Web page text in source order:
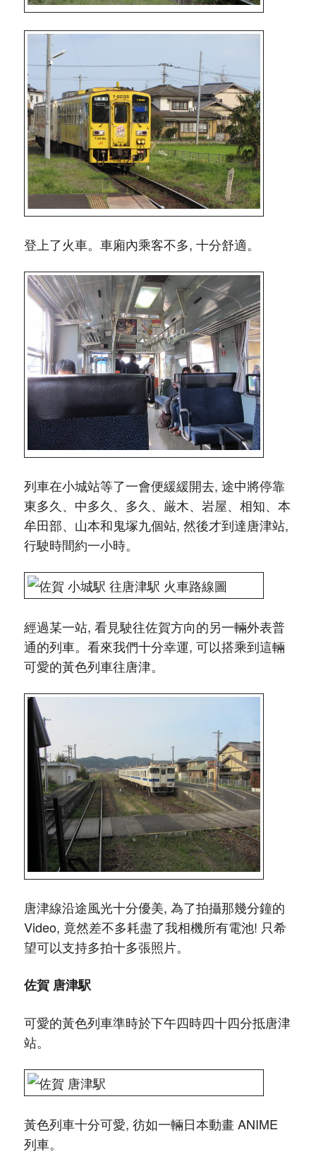
登上了火車。車廂內乘客不多, 十分舒適。
列車在小城站等了一會便緩緩開去, 途中將停靠
東多久、中多久、多久、厳木、岩屋、相知、本
牟田部、山本和鬼塚九個站, 然後才到達唐津站,
行駛時間約一小時。
經過某一站, 看見駛往佐賀方向的另一輛外表普
通的列車。看來我們十分幸運, 可以搭乘到這輛
可愛的黃色列車往唐津。
唐津線沿途風光十分優美, 為了拍攝那幾分鐘的
Video, 竟然差不多耗盡了我相機所有電池! 只希
望可以支持多拍十多張照片。
佐賀 唐津駅
可愛的黃色列車準時於下午四時四十四分抵唐津
站。
黃色列車十分可愛, 彷如一輛日本動畫 ANIME
列車。